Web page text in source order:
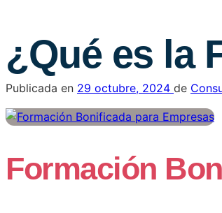
¿Qué es la
Publicada en 29 octubre, 2024 de
Formación